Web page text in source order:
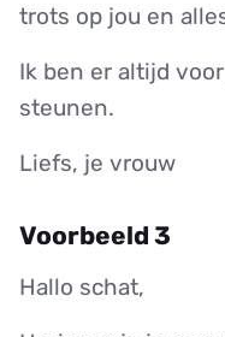
trots op jou en
Ik ben er altijd
steunen.
Liefs, je vrouw
Voorbeeld 3
Hallo schat,